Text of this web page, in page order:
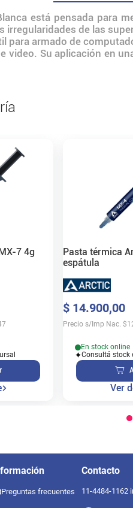
está pensada para
irregularidades de las
para armado de
video. Su aplicación en
7 4g
Pasta térmica
espátula
$ 14.900,00
Precio s/Imp Nac. $
En stock online
Consultá stock
Ver
Preguntas frecuentes
Contacto
11-4484-1162